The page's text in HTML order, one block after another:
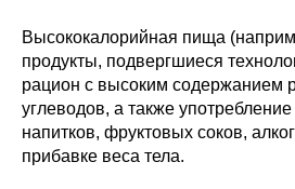
Высококалорийная пища
продукты, подвергшиеся
рацион с высоким содержанием
углеводов, а также
напитков, фруктовых соков,
прибавке веса тела.